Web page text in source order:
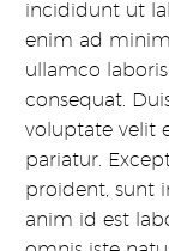
incididunt ut
enim ad
ullamco
consequat.
voluptate velit
pariatur.
proident, sunt
anim id est